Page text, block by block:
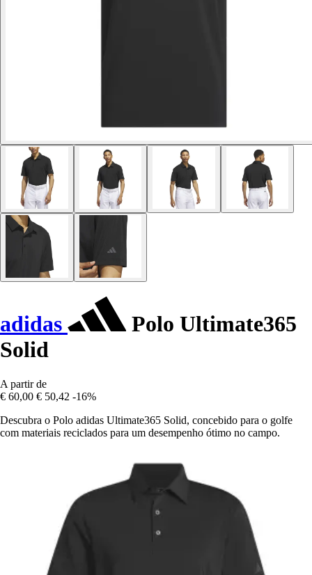
adidas
Polo Ultimate365
Solid
A partir de
€ 60,00 € 50,42 -16%
Descubra o Polo adidas Ultimate365 Solid, concebido para o golfe
com materiais reciclados para um desempenho ótimo no campo.